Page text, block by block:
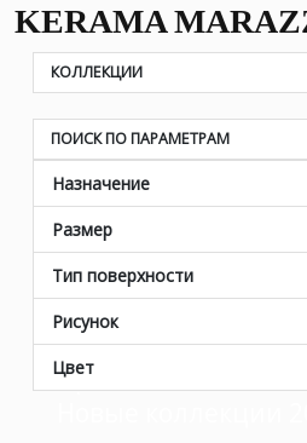
KERAMA
КОЛЛЕКЦИИ
ПОИСК ПО ПАРАМЕТРАМ
Назначение
Размер
Тип поверхности
Рисунок
Цвет
Прованс KERAMA